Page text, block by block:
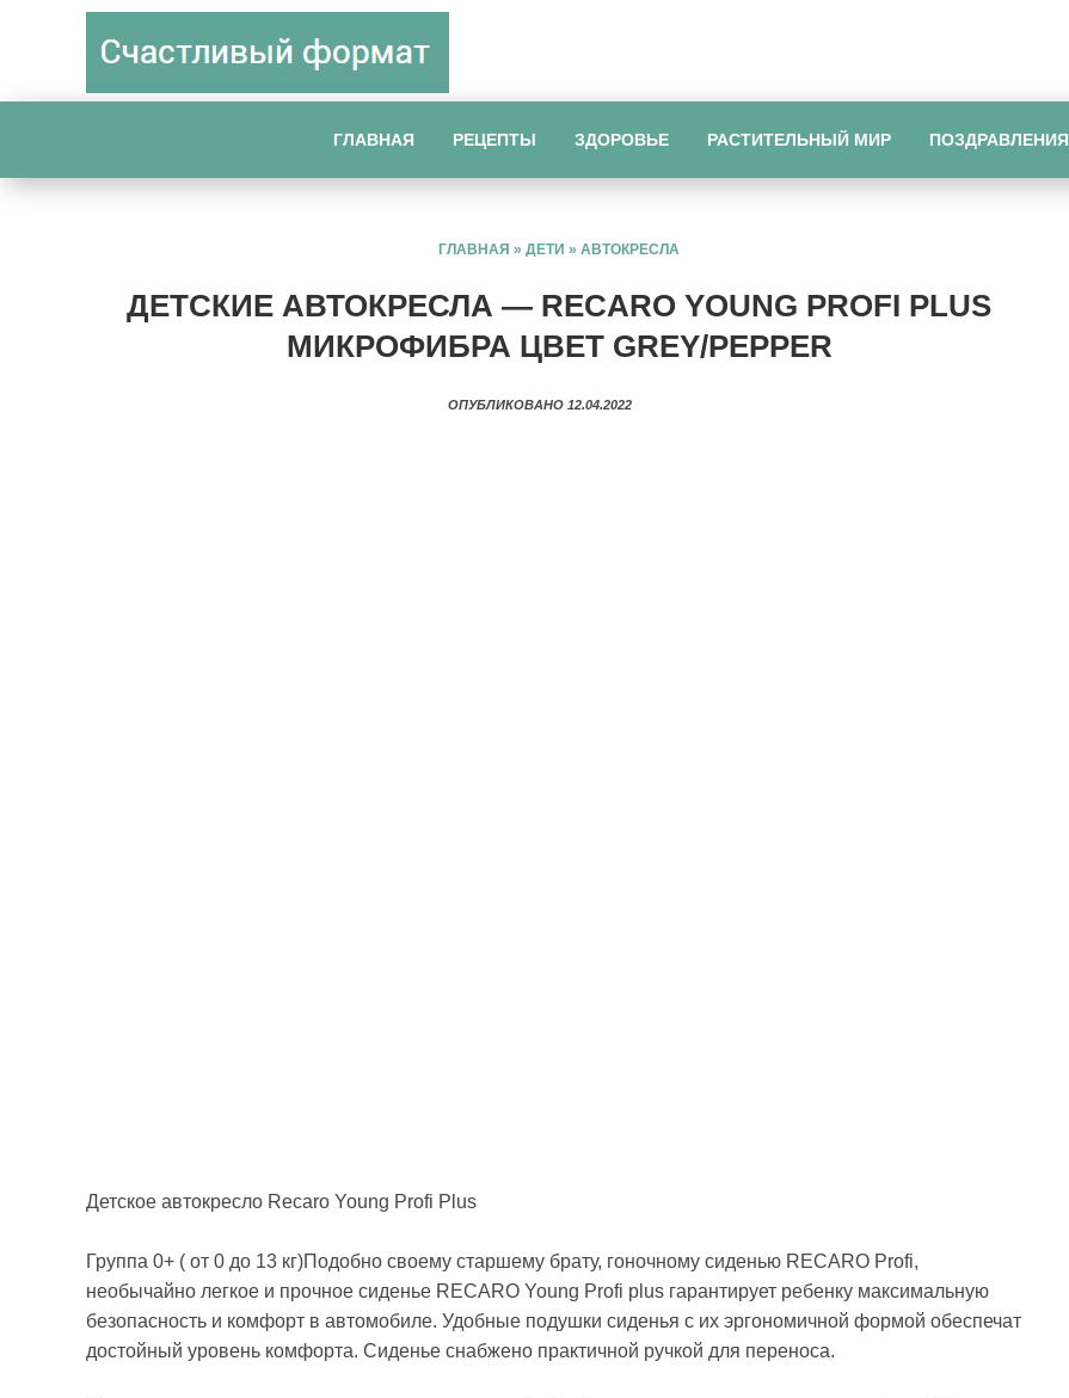
ГЛАВНАЯ РЕЦЕПТЫ ЗДОРОВЬЕ РАСТИТЕЛЬНЫЙ МИР ПОЗДРАВЛЕНИЯ
ГЛАВНАЯ » ДЕТИ » АВТОКРЕСЛА
ДЕТСКИЕ АВТОКРЕСЛА — RECARO YOUNG PROFI PLUS
МИКРОФИБРА ЦВЕТ GREY/PEPPER
ОПУБЛИКОВАНО 12.04.2022
Детское автокресло Recaro Young Profi Plus
Группа 0+ ( от 0 до 13 кг)Подобно своему старшему брату, гоночному сиденью RECARO Profi,
необычайно легкое и прочное сиденье RECARO Young Profi plus гарантирует ребенку максимальную
безопасность и комфорт в автомобиле. Удобные подушки сиденья с их эргономичной формой обеспечат
достойный уровень комфорта. Сиденье снабжено практичной ручкой для переноса.